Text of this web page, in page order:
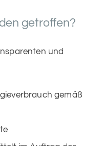
getroffen?
und
gemäß